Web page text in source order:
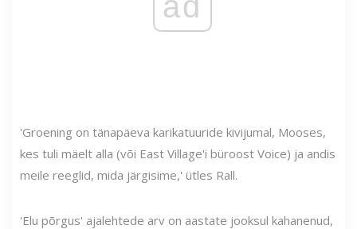
'Groening on tänapäeva karikatuuride kivijumal, Mooses,
kes tuli mäelt alla (või East Village'i büroost Voice) ja andis
meile reeglid, mida järgisime,' ütles Rall.
'Elu põrgus' ajalehtede arv on aastate jooksul kahanenud,